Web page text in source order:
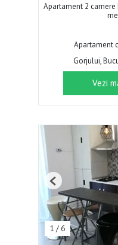
Apartament 2
Apartament
Gorjului,
Vezi
1 / 6
Previous